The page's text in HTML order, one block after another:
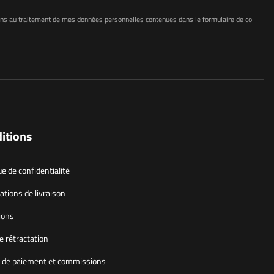
données personnelles contenues dans le formulaire de contact conformément au règlement du Parlement européen et du Conseil (UE)
de confidentialité
de livraison
rétractation
de paiement et commissions